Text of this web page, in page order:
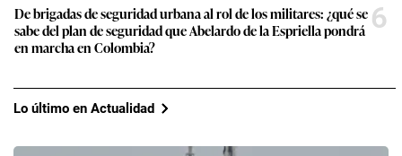
De brigadas de seguridad urbana al rol de los militares: ¿qué se
sabe del plan de seguridad que Abelardo de la Espriella pondrá
en marcha en Colombia?
6
Lo último en Actualidad